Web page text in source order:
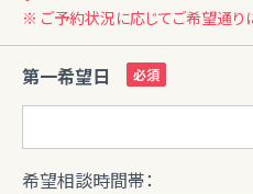
※ ご予約状況に応じてご希望通り
第一希望日
希望相談時間帯：